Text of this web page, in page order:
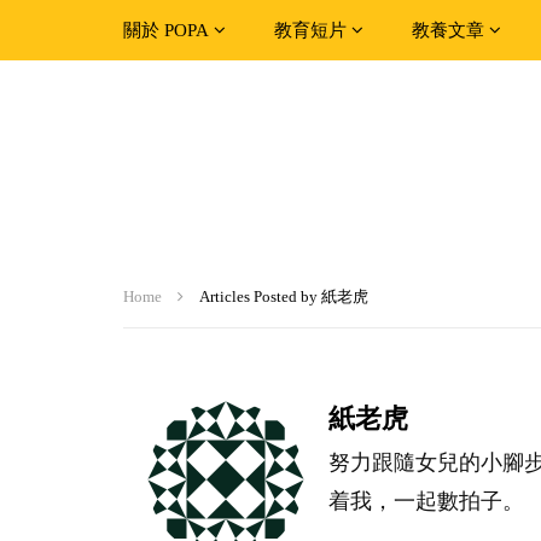
關於 POPA 教育短片 教養文章
Home Articles Posted by 紙老虎
紙老虎
努力跟隨女兒的小腳
着我，一起數拍子。